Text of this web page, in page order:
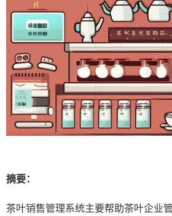
摘要：
茶叶销售管理系统主要帮助茶叶企业